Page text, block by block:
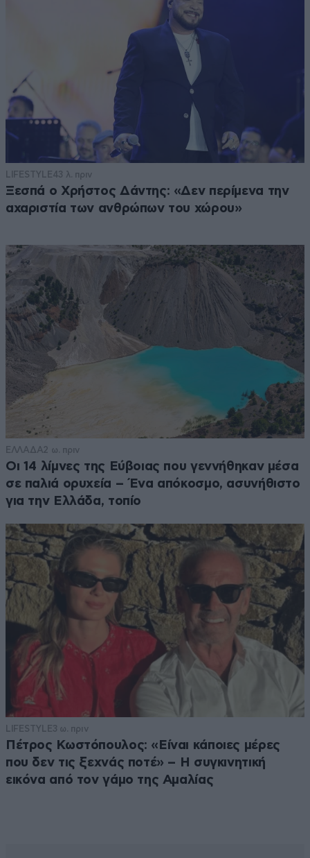
LIFESTYLE43 λ. πριν
Ξεσπά ο Χρήστος Δάντης: «Δεν περίμενα την
αχαριστία των ανθρώπων του χώρου»
ΕΛΛΑΔΑ2 ω. πριν
Οι 14 λίμνες της Εύβοιας που γεννήθηκαν μέσα
σε παλιά ορυχεία – Ένα απόκοσμο, ασυνήθιστο
για την Ελλάδα, τοπίο
LIFESTYLE3 ω. πριν
Πέτρος Κωστόπουλος: «Είναι κάποιες μέρες
που δεν τις ξεχνάς ποτέ» – Η συγκινητική
εικόνα από τον γάμο της Αμαλίας